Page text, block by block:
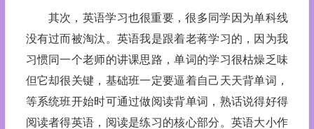
其次，英语学习也很重要，很多同学因为单科线
没有过而被淘汰。英语我是跟着老蒋学习的，因为我
习惯同一个老师的讲课思路，单词的学习很枯燥乏味
但它却很关键，基础班一定要逼着自己天天背单词，
等系统班开始时可通过做阅读背单词，熟话说得好得
阅读者得英语，阅读是练习的核心部分。英语大小作